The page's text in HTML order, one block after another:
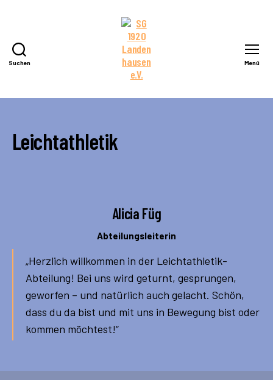
Suchen
1920
Menü
Leichtathletik
Alicia Füg
Abteilungsleiterin
„Herzlich willkommen in der Leichtathletik-
Abteilung! Bei uns wird geturnt, gesprungen,
geworfen – und natürlich auch gelacht. Schön,
dass du da bist und mit uns in Bewegung bist oder
kommen möchtest!“